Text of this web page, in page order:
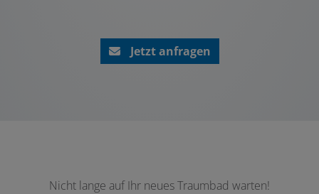
Jetzt anfragen
Nicht lange auf Ihr neues Traumbad warten!